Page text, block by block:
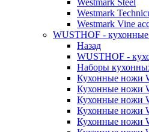
Westmark Steel
Westmark
Westmark Vine
WUSTHOF -
Назад
WUSTHOF -
Наборы
Кухонные ножи
Кухонные ножи
Кухонные ножи
Кухонные ножи
Кухонные ножи